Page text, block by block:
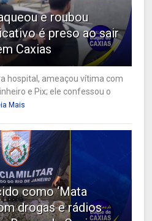
e roubou
é preso ao sair
Caxias
hospital, ameaçou vítima com
e Pix; ele confessou o
Mais
como ‘Mata
drogas e rádios